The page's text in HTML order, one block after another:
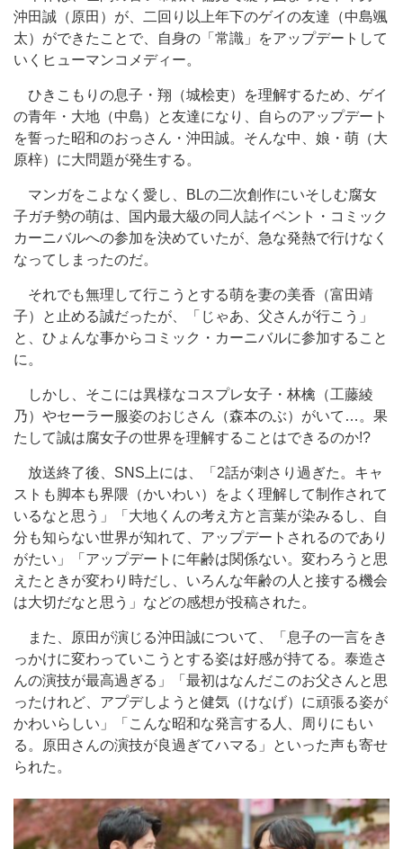
沖田誠（原田）が、二回り以上年下のゲイの友達（中島颯
太）ができたことで、自身の「常識」をアップデートして
いくヒューマンコメディー。
ひきこもりの息子・翔（城桧吏）を理解するため、ゲイ
の青年・大地（中島）と友達になり、自らのアップデート
を誓った昭和のおっさん・沖田誠。そんな中、娘・萌（大
原梓）に大問題が発生する。
マンガをこよなく愛し、BLの二次創作にいそしむ腐女
子ガチ勢の萌は、国内最大級の同人誌イベント・コミック
カーニバルへの参加を決めていたが、急な発熱で行けなく
なってしまったのだ。
それでも無理して行こうとする萌を妻の美香（富田靖
子）と止める誠だったが、「じゃあ、父さんが行こう」
と、ひょんな事からコミック・カーニバルに参加すること
に。
しかし、そこには異様なコスプレ女子・林檎（工藤綾
乃）やセーラー服姿のおじさん（森本のぶ）がいて…。果
たして誠は腐女子の世界を理解することはできるのか!?
放送終了後、SNS上には、「2話が刺さり過ぎた。キャ
ストも脚本も界隈（かいわい）をよく理解して制作されて
いるなと思う」「大地くんの考え方と言葉が染みるし、自
分も知らない世界が知れて、アップデートされるのであり
がたい」「アップデートに年齢は関係ない。変わろうと思
えたときが変わり時だし、いろんな年齢の人と接する機会
は大切だなと思う」などの感想が投稿された。
また、原田が演じる沖田誠について、「息子の一言をき
っかけに変わっていこうとする姿は好感が持てる。泰造さ
んの演技が最高過ぎる」「最初はなんだこのお父さんと思
ったけれど、アプデしようと健気（けなげ）に頑張る姿が
かわいらしい」「こんな昭和な発言する人、周りにもい
る。原田さんの演技が良過ぎてハマる」といった声も寄せ
られた。